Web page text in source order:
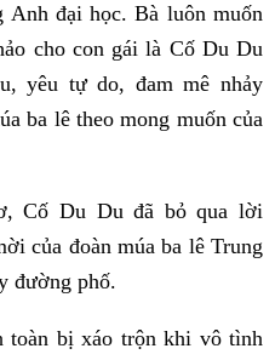
đại học. Bà luôn muốn
cho con gái là Cố Du Du
yêu tự do, đam mê nhảy
ba lê theo mong muốn của
Cố Du Du đã bỏ qua lời
của đoàn múa ba lê Trung
đường phố.
toàn bị xáo trộn khi vô tình